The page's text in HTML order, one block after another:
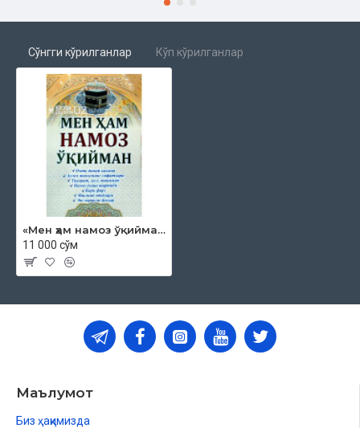
Сўнгги кўрилганлар Кўп кўрилганлар
«Мен ҳам намоз ўқийман»
11 000 сўм
Маълумот
Биз ҳақимизда